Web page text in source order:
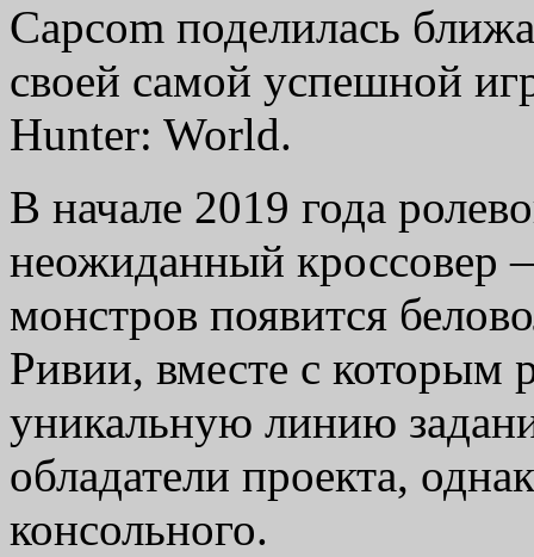
Capcom поделилась
своей самой успешной
Hunter: World.
В начале 2019 года
неожиданный кроссовер
монстров появится
Ривии, вместе с которым
уникальную линию
обладатели проекта,
консольного.